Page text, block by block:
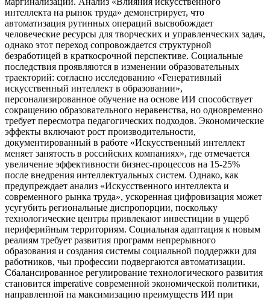
интеллекта на рынок труда» демонстрирует, что
автоматизация рутинных операций высвобождает
человеческие ресурсы для творческих и управленческих задач,
однако этот переход сопровождается структурной
безработицей в краткосрочной перспективе. Социальные
последствия проявляются в изменении образовательных
траекторий: согласно исследованию «Генеративный
искусственный интеллект в образовании»,
персонализированное обучение на основе ИИ способствует
сокращению образовательного неравенства, но одновременно
требует пересмотра педагогических подходов. Экономические
эффекты включают рост производительности,
документированный в работе «Искусственный интеллект
меняет занятость в российских компаниях», где отмечается
увеличение эффективности бизнес-процессов на 15-25%
после внедрения интеллектуальных систем. Однако, как
предупреждает анализ «Искусственного интеллекта и
современного рынка труда», ускоренная цифровизация может
усугубить региональные диспропорции, поскольку
технологические центры привлекают инвестиции в ущерб
периферийным территориям. Социальная адаптация к новым
реалиям требует развития программ непрерывного
образования и создания системы социальной поддержки для
работников, чьи профессии подвергаются автоматизации.
Сбалансированное регулирование технологического развития
становится imperative современной экономической политики,
направленной на максимизацию преимуществ ИИ при